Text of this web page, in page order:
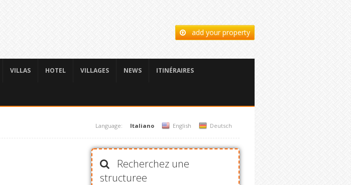
add your property
VILLAS HOTEL VILLAGES NEWS ITINÉRAIRES
Language: Italiano English Deutsch
Recherchez une
structuree